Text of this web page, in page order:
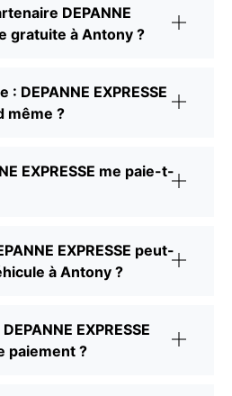
DEPANNE
gratuite à Antony ?
DEPANNE EXPRESSE
même ?
EXPRESSE me paie-t-
EXPRESSE peut-
à Antony ?
EXPRESSE
paiement ?